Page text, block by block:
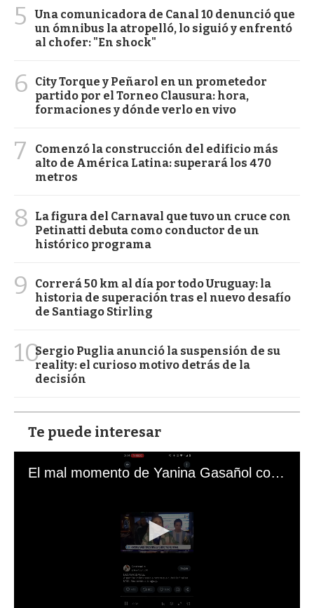
5
Una comunicadora de Canal 10 denunció que
un ómnibus la atropelló, lo siguió y enfrentó
al chofer: "En shock"
6
City Torque y Peñarol en un prometedor
partido por el Torneo Clausura: hora,
formaciones y dónde verlo en vivo
7
Comenzó la construcción del edificio más
alto de América Latina: superará los 470
metros
8
La figura del Carnaval que tuvo un cruce con
Petinatti debuta como conductor de un
histórico programa
9
Correrá 50 km al día por todo Uruguay: la
historia de superación tras el nuevo desafío
de Santiago Stirling
10Sergio Puglia anunció la suspensión de su
reality: el curioso motivo detrás de la
decisión
Te puede interesar
El mal momento de Yanina Gasañol con un hincha argentino en "Subrayado"